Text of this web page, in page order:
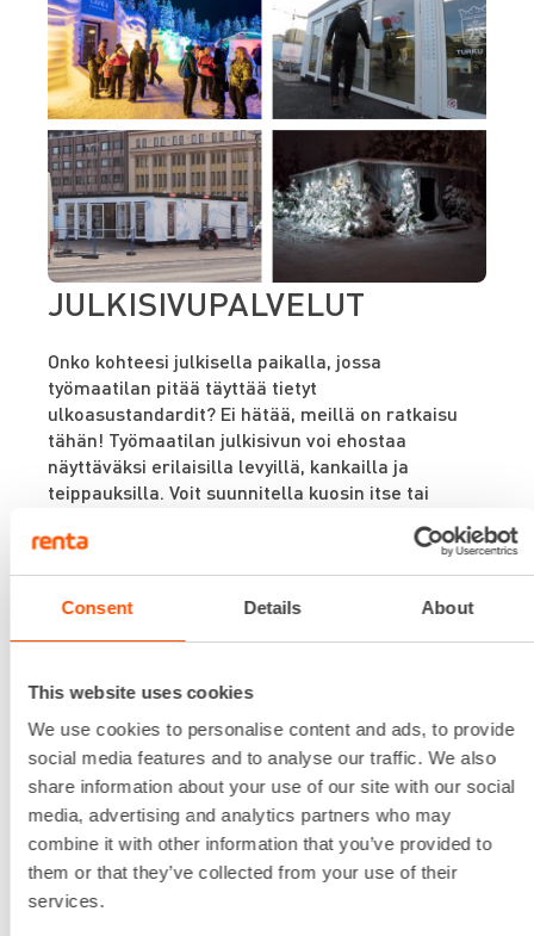
Consent Details About
This website uses cookies
We use cookies to personalise content and ads, to provide
social media features and to analyse our traffic. We also
share information about your use of our site with our social
media, advertising and analytics partners who may
combine it with other information that you’ve provided to
them or that they’ve collected from your use of their
services.
JULKISIVUPALVELUT
Onko kohteesi julkisella paikalla, jossa
työmaatilan pitää täyttää tietyt
ulkoasustandardit? Ei hätää, meillä on ratkaisu
tähän! Työmaatilan julkisivun voi ehostaa
näyttäväksi erilaisilla levyillä, kankailla ja
teippauksilla. Voit suunnitella kuosin itse tai
Työmaatilojamme on hyödynnetty mm. museoina,
HUOLTOPALVELUT